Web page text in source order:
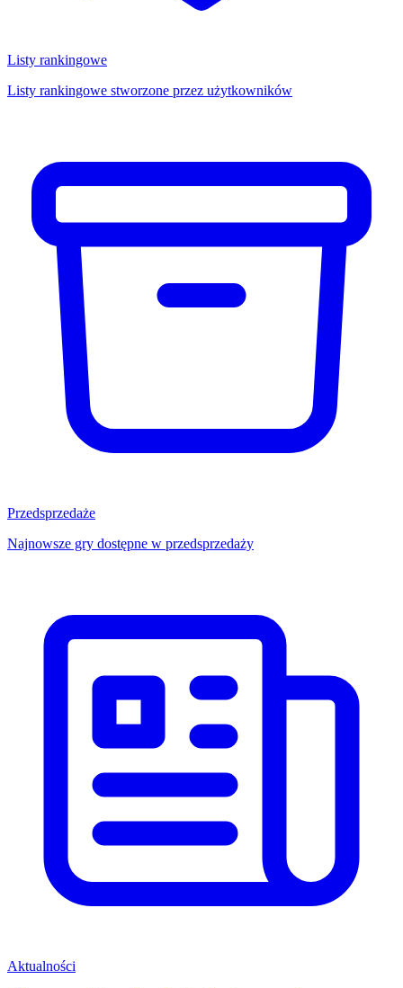
Listy rankingowe
Listy rankingowe stworzone przez użytkowników
Przedsprzedaże
Najnowsze gry dostępne w przedsprzedaży
Aktualności